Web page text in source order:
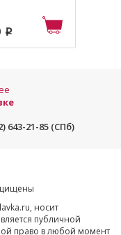
p
643-21-85 (СПб)
носит
публичной
право в любой момент